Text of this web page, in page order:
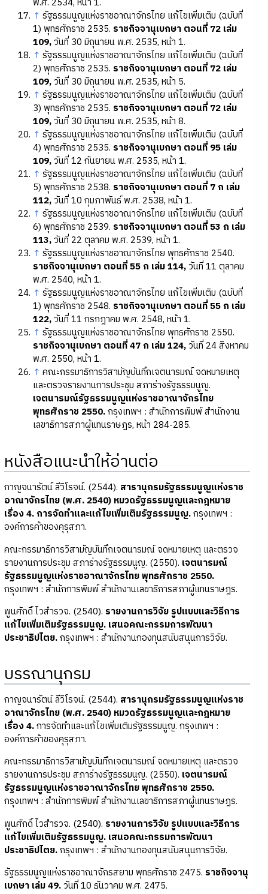
↑ รัฐธรรมนูญแห่งราชอาณาจักรไทย แก้ไขเพิ่มเติม (ฉบับที่
1) พุทธศักราช 2535. ราชกิจจานุเบกษา ตอนที่ 72 เล่ม
109,วันที่ 30 มิถุนายน พ.ศ. 2535, หน้า 1.
↑ รัฐธรรมนูญแห่งราชอาณาจักรไทย แก้ไขเพิ่มเติม (ฉบับที่
2) พุทธศักราช 2535. ราชกิจจานุเบกษา ตอนที่ 72 เล่ม
109,วันที่ 30 มิถุนายน พ.ศ. 2535, หน้า 5.
↑ รัฐธรรมนูญแห่งราชอาณาจักรไทย แก้ไขเพิ่มเติม (ฉบับที่
3) พุทธศักราช 2535. ราชกิจจานุเบกษา ตอนที่ 72 เล่ม
109,วันที่ 30 มิถุนายน พ.ศ. 2535, หน้า 8.
↑ รัฐธรรมนูญแห่งราชอาณาจักรไทย แก้ไขเพิ่มเติม (ฉบับที่
4) พุทธศักราช 2535. ราชกิจจานุเบกษา ตอนที่ 95 เล่ม
109,วันที่ 12 กันยายน พ.ศ. 2535, หน้า 1.
↑ รัฐธรรมนูญแห่งราชอาณาจักรไทย แก้ไขเพิ่มเติม (ฉบับที่
5) พุทธศักราช 2538. ราชกิจจานุเบกษา ตอนที่ 7 ก เล่ม
112,วันที่ 10 กุมภาพันธ์ พ.ศ. 2538, หน้า 1.
↑ รัฐธรรมนูญแห่งราชอาณาจักรไทย แก้ไขเพิ่มเติม (ฉบับที่
6) พุทธศักราช 2539. ราชกิจจานุเบกษา ตอนที่ 53 ก เล่ม
113,วันที่ 22 ตุลาคม พ.ศ. 2539, หน้า 1.
↑ รัฐธรรมนูญแห่งราชอาณาจักรไทย พุทธศักราช 2540.
ราชกิจจานุเบกษา ตอนที่ 55 ก เล่ม 114,วันที่ 11 ตุลาคม
พ.ศ. 2540, หน้า 1.
↑ รัฐธรรมนูญแห่งราชอาณาจักรไทย แก้ไขเพิ่มเติม (ฉบับที่
1) พุทธศักราช 2548. ราชกิจจานุเบกษา ตอนที่ 55 ก เล่ม
122,วันที่ 11 กรกฎาคม พ.ศ. 2548, หน้า 1.
↑ รัฐธรรมนูญแห่งราชอาณาจักรไทย พุทธศักราช 2550.
ราชกิจจานุเบกษา ตอนที่ 47 ก เล่ม 124,วันที่ 24 สิงหาคม
พ.ศ. 2550, หน้า 1.
↑ คณะกรรมาธิการวิสามัญบันทึกเจตนารมณ์ จดหมายเหตุ
และตรวจรายงานการประชุม สภาร่างรัฐธรรมนูญ.
เจตนารมณ์รัฐธรรมนูญแห่งราชอาณาจักรไทย
พุทธศักราช 2550.กรุงเทพฯ : สำนักการพิมพ์ สำนักงาน
เลขาธิการสภาผู้แทนราษฎร, หน้า 284-285.
หนังสือแนะนำให้อ่านต่อ
กาญจนารัตน์ ลีวิโรจน์. (2544). สารานุกรมรัฐธรรมนูญแห่งราช
อาณาจักรไทย (พ.ศ. 2540) หมวดรัฐธรรมนูญและกฎหมาย
เรื่อง 4. การจัดทำและแก้ไขเพิ่มเติมรัฐธรรมนูญ.กรุงเทพฯ :
องค์การค้าของคุรุสภา.
คณะกรรมาธิการวิสามัญบันทึกเจตนารมณ์ จดหมายเหตุ และตรวจ
รายงานการประชุม สภาร่างรัฐธรรมนูญ. (2550). เจตนารมณ์
รัฐธรรมนูญแห่งราชอาณาจักรไทย พุทธศักราช 2550.
กรุงเทพฯ : สำนักการพิมพ์ สำนักงานเลขาธิการสภาผู้แทนราษฎร.
พูนศักดิ์ ไวสำรวจ. (2540). รายงานการวิจัย รูปแบบและวิธีการ
แก้ไขเพิ่มเติมรัฐธรรมนูญ. เสนอคณะกรรมการพัฒนา
ประชาธิปไตย.กรุงเทพฯ : สำนักงานกองทุนสนับสนุนการวิจัย.
บรรณานุกรม
กาญจนารัตน์ ลีวิโรจน์. (2544). สารานุกรมรัฐธรรมนูญแห่งราช
อาณาจักรไทย (พ.ศ. 2540) หมวดรัฐธรรมนูญและกฎหมาย
เรื่อง 4.การจัดทำและแก้ไขเพิ่มเติมรัฐธรรมนูญ. กรุงเทพฯ :
องค์การค้าของคุรุสภา.
คณะกรรมาธิการวิสามัญบันทึกเจตนารมณ์ จดหมายเหตุ และตรวจ
รายงานการประชุม สภาร่างรัฐธรรมนูญ. (2550). เจตนารมณ์
รัฐธรรมนูญแห่งราชอาณาจักรไทย พุทธศักราช 2550.
กรุงเทพฯ : สำนักการพิมพ์ สำนักงานเลขาธิการสภาผู้แทนราษฎร.
พูนศักดิ์ ไวสำรวจ. (2540). รายงานการวิจัย รูปแบบและวิธีการ
แก้ไขเพิ่มเติมรัฐธรรมนูญ. เสนอคณะกรรมการพัฒนา
ประชาธิปไตย.กรุงเทพฯ : สำนักงานกองทุนสนับสนุนการวิจัย.
รัฐธรรมนูญแห่งราชอาณาจักรสยาม พุทธศักราช 2475. ราชกิจจานุ
เบกษา เล่ม 49.วันที่ 10 ธันวาคม พ.ศ. 2475.